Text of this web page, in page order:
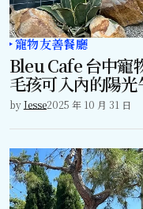
寵物友善餐廳
Bleu Cafe 台中寵
毛孩可入內的陽光
byJesse2025 年 10 月 31 日